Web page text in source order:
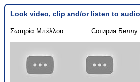
Look video, clip and/or listen to audio
Σωτηρία Μπέλλου Сотирия Беллу